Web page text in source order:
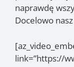
naprawdę
Docelowo
link=”https://